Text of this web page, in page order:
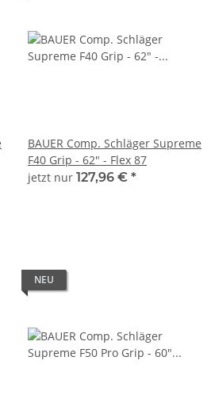
BAUER Comp. Schläger Supreme
F40 Grip - 62" - Flex 87
jetzt nur 127,96 € *
NEU